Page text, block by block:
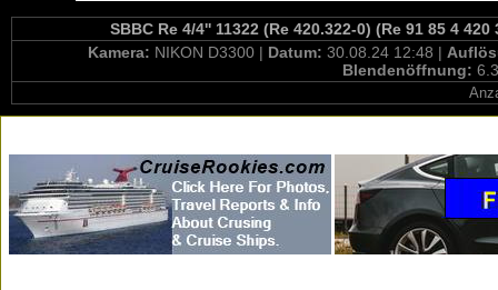
SBBC Re 4/4'' 11322 (Re 420.322-0) (Re 91 85 4
Kamera: NIKON D3300 | Datum: 30.08.24 12:48 |
Blendenöffnung: